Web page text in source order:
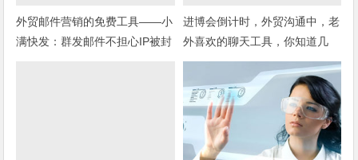
外贸邮件营销的免费工具——小
满快发：群发邮件不担心IP被封
进博会倒计时，外贸沟通中，老
外喜欢的聊天工具，你知道几
种？